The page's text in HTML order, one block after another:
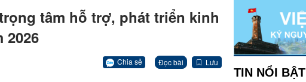
tâm hỗ trợ, phát triển kinh
2026
Chia sẻ Đọc bài Lưu
TIN NỔI BẬT